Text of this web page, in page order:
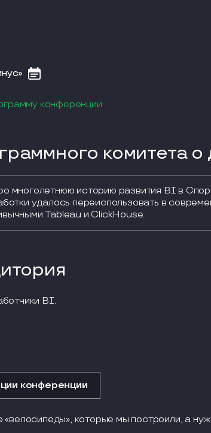
конференции
комитета о
многолетнюю историю развития BI в
удалось переиспользовать в
Tableau и ClickHouse.
BI.
конференции
которые мы построили, а